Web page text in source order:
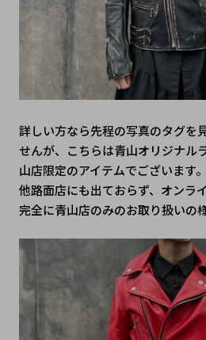
詳しい方なら先程の写真のタグを
せんが、こちらは青山オリジナル
山店限定のアイテムでございます。
他路面店にも出ておらず、オンラ
完全に青山店のみのお取り扱いの様